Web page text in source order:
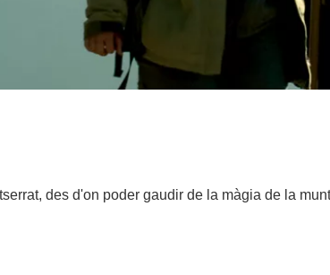
des d'on poder gaudir de la màgia de la